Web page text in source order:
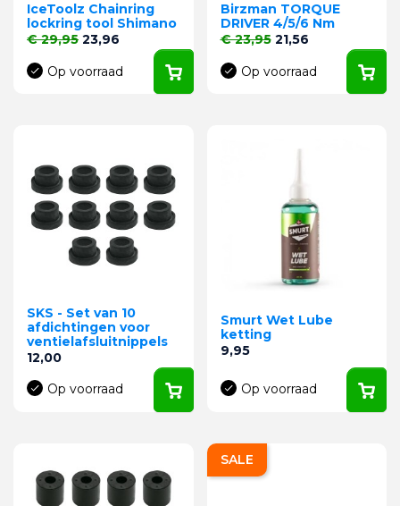
IceToolz Chainring
lockring tool Shimano
Normale prijs
€ 29,95 Prijs
23,96
Op voorraad
Birzman TORQUE
DRIVER 4/5/6 Nm
Normale prijs
€ 23,95 Prijs
21,56
Op voorraad
SKS - Set van 10
afdichtingen voor
ventielafsluitnippels
Prijs
12,00
Op voorraad
Smurt Wet Lube
ketting
Prijs
9,95
Op voorraad
SALE